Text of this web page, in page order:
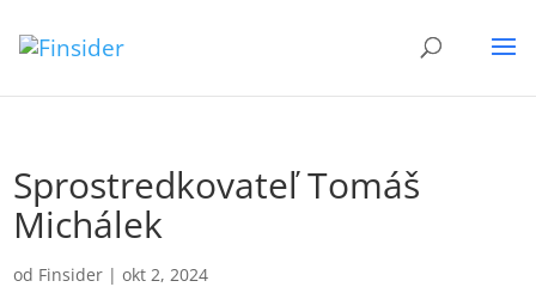
Sprostredkovateľ Tomáš
Michálek
od Finsider |okt 2, 2024